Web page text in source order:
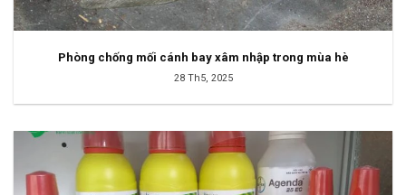
Phòng chống mối cánh bay xâm nhập trong mùa hè
28 Th5, 2025